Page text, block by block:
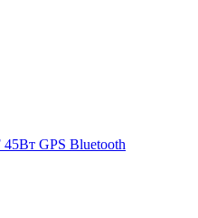
GPS Bluetooth